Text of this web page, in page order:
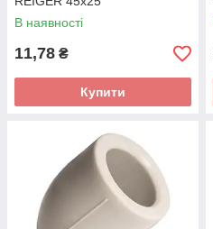
В наявності
11,78 ₴
Купити